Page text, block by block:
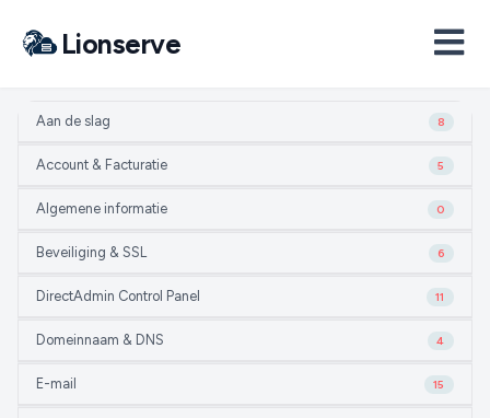
Lionserve
Aan de slag 8
Account & Facturatie 5
Algemene informatie 0
Beveiliging & SSL 6
DirectAdmin Control Panel 11
Domeinnaam & DNS 4
E-mail 15